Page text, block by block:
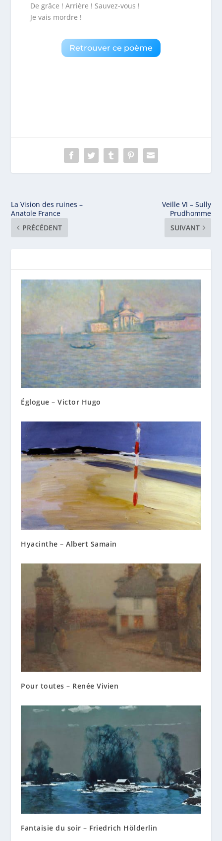
De grâce ! Arrière ! Sauvez-vous !
Je vais mordre !
Retrouver ce poème
La Vision des ruines –
Anatole France
PRÉCÉDENT
Veille VI – Sully
Prudhomme
SUIVANT
Églogue – Victor Hugo
Hyacinthe – Albert Samain
Pour toutes – Renée Vivien
Fantaisie du soir – Friedrich Hölderlin